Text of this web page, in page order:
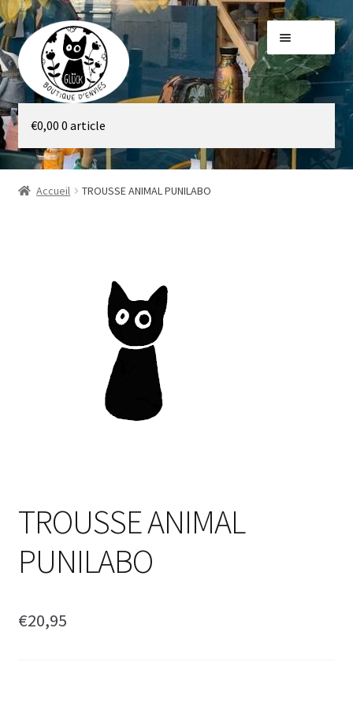
Aller
à
la
navigation
Aller
au
contenu
Galerie
Boutique
€0,00 0 article
Accueil TROUSSE ANIMAL PUNILABO
TROUSSE ANIMAL
PUNILABO
€20,95